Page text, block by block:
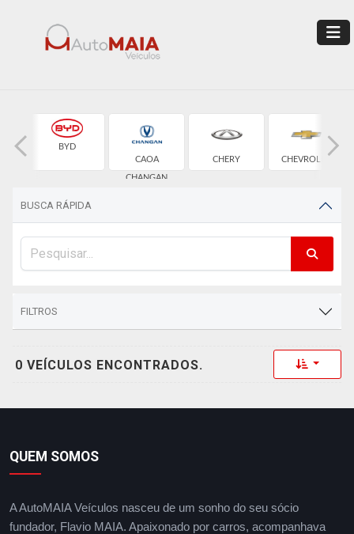
BYD
CAOA
CHANGAN
CHERY CHEVROLET
BUSCA RÁPIDA
FILTROS
0 VEÍCULOS ENCONTRADOS. Toggle
QUEM SOMOS
A AutoMAIA Veículos nasceu de um sonho do seu sócio
fundador, Flavio MAIA. Apaixonado por carros, acompanhava